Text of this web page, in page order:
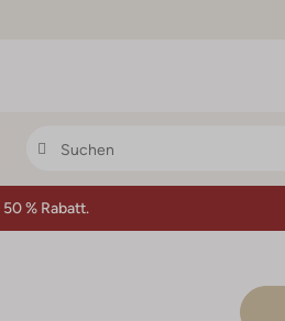
50 % Rabatt.